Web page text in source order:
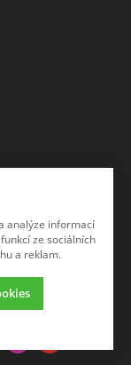
NÁS
na všech sociálních
nic neunikne!
analýze informací
ze sociálních
a reklam.